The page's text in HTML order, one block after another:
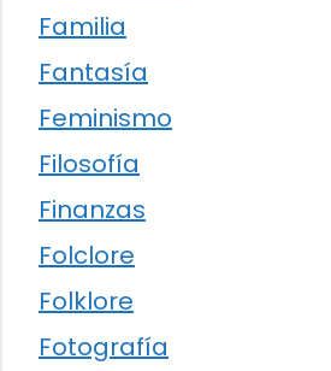
Familia
Fantasía
Feminismo
Filosofía
Finanzas
Folclore
Folklore
Fotografía